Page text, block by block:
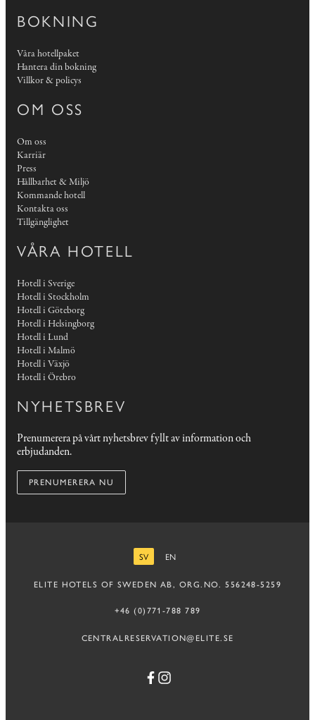
BOKNING
Våra hotellpaket
Hantera din bokning
Villkor & policys
OM OSS
Om oss
Karriär
Press
Hållbarhet & Miljö
Kommande hotell
Kontakta oss
Tillgänglighet
VÅRA HOTELL
Hotell i Sverige
Hotell i Stockholm
Hotell i Göteborg
Hotell i Helsingborg
Hotell i Lund
Hotell i Malmö
Hotell i Växjö
Hotell i Örebro
NYHETSBREV
Prenumerera på vårt nyhetsbrev fyllt av information och
erbjudanden.
PRENUMERERA NU
SV
EN
ELITE HOTELS OF SWEDEN AB, ORG.NO. 556248-5259
+46 (0)771-788 789
CENTRALRESERVATION@ELITE.SE